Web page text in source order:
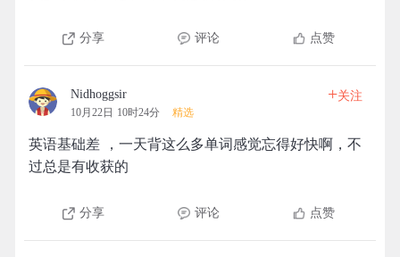
分享 评论 点赞
Nidhoggsir
10月22日 10时24分 精选
+关注
英语基础差 ，一天背这么多单词感觉忘得好快啊，不
过总是有收获的
分享 评论 点赞